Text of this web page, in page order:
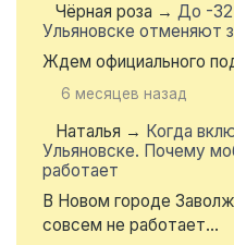
Чёрная роза → До -32
Ульяновске отменяют
Ждем официального
6 месяцев назад
Наталья → Когда
Ульяновске. Почему
работает
В Новом городе
совсем не работает...